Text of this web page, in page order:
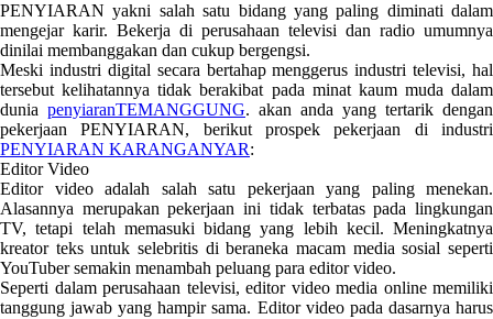
PENYIARAN yakni salah satu bidang yang paling diminati dalam
mengejar karir. Bekerja di perusahaan televisi dan radio umumnya
dinilai membanggakan dan cukup bergengsi.
Meski industri digital secara bertahap menggerus industri televisi, hal
tersebut kelihatannya tidak berakibat pada minat kaum muda dalam
dunia penyiaranTEMANGGUNG. akan anda yang tertarik dengan
pekerjaan PENYIARAN, berikut prospek pekerjaan di industri
PENYIARAN KARANGANYAR:
Editor Video
Editor video adalah salah satu pekerjaan yang paling menekan.
Alasannya merupakan pekerjaan ini tidak terbatas pada lingkungan
TV, tetapi telah memasuki bidang yang lebih kecil. Meningkatnya
kreator teks untuk selebritis di beraneka macam media sosial seperti
YouTuber semakin menambah peluang para editor video.
Seperti dalam perusahaan televisi, editor video media online memiliki
tanggung jawab yang hampir sama. Editor video pada dasarnya harus